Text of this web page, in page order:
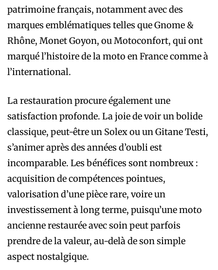
patrimoine français, notamment avec des
marques emblématiques telles que Gnome &
Rhône, Monet Goyon, ou Motoconfort, qui ont
marqué l’histoire de la moto en France comme à
l’international.
La restauration procure également une
satisfaction profonde. La joie de voir un bolide
classique, peut-être un Solex ou un Gitane Testi,
s’animer après des années d’oubli est
incomparable. Les bénéfices sont nombreux :
acquisition de compétences pointues,
valorisation d’une pièce rare, voire un
investissement à long terme, puisqu’une moto
ancienne restaurée avec soin peut parfois
prendre de la valeur, au-delà de son simple
aspect nostalgique.